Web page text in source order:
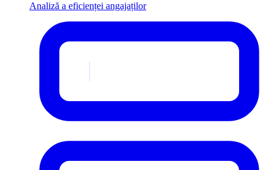
Analiză a eficienței angajaților